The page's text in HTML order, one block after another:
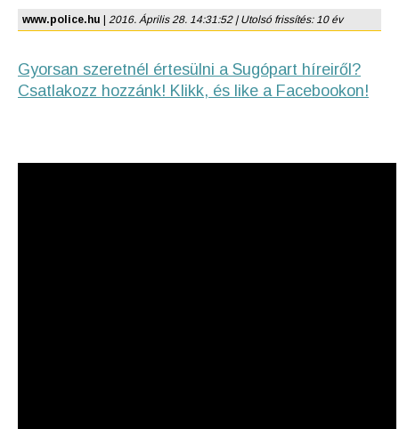
www.police.hu 2016. Április 28. 14:31:52 | Utolsó frissítés: 10 év
Gyorsan szeretnél értesülni a Sugópart híreiről?
Csatlakozz hozzánk! Klikk, és like a Facebookon!